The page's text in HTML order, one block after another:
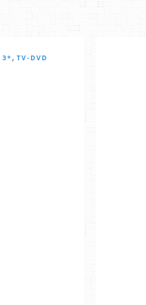
3* , TV-DVD